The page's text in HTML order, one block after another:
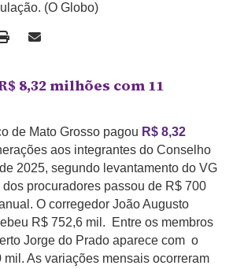
(O Globo)
8,32 milhões com 11
de Mato Grosso pagou R$ 8,32
aos integrantes do Conselho
2025, segundo levantamento do VG
dos procuradores passou de R$ 700
O corregedor João Augusto
R$ 752,6 mil. Entre os membros
Jorge do Prado aparece com o
mil. As variações mensais ocorreram